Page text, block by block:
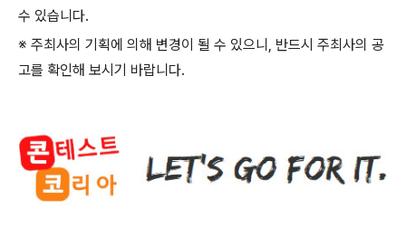
수 있습니다.
※ 주최사의 기획에 의해 변경이 될 수 있으니 , 반드시 주최사의 공
고를 확인해 보시기 바랍니다.